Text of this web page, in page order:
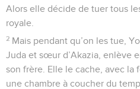
Alors elle décide de tuer tous
royale.
2 Mais pendant qu’on les tue,
Juda et sœur d’Akazia, enlève
son frère. Elle le cache, avec la
une chambre à coucher du